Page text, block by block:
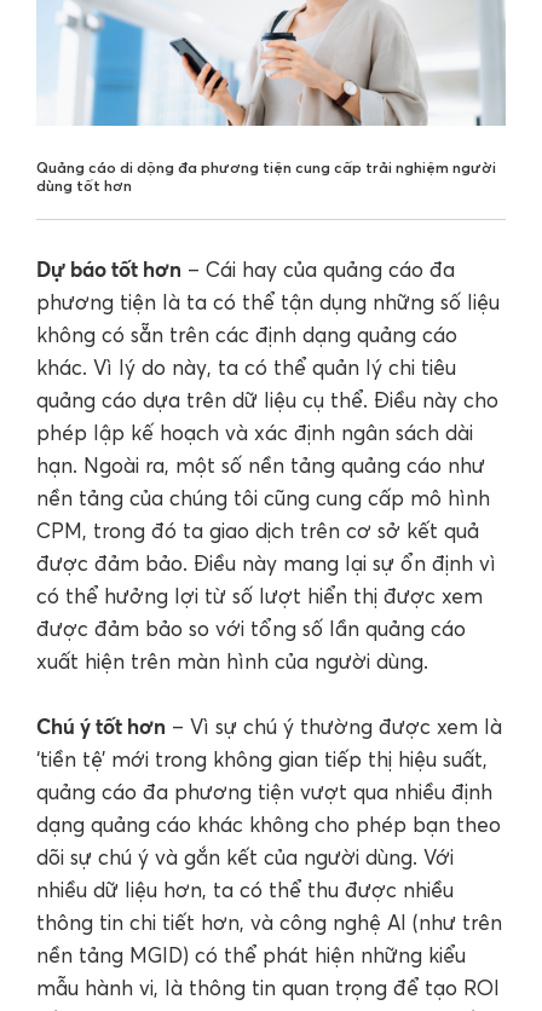
Quảng cáo di dộng đa phương tiện cung cấp trải nghiệm người
dùng tốt hơn
Dự báo tốt hơn – Cái hay của quảng cáo đa
phương tiện là ta có thể tận dụng những số liệu
không có sẵn trên các định dạng quảng cáo
khác. Vì lý do này, ta có thể quản lý chi tiêu
quảng cáo dựa trên dữ liệu cụ thể. Điều này cho
phép lập kế hoạch và xác định ngân sách dài
hạn. Ngoài ra, một số nền tảng quảng cáo như
nền tảng của chúng tôi cũng cung cấp mô hình
CPM, trong đó ta giao dịch trên cơ sở kết quả
được đảm bảo. Điều này mang lại sự ổn định vì
có thể hưởng lợi từ số lượt hiển thị được xem
được đảm bảo so với tổng số lần quảng cáo
xuất hiện trên màn hình của người dùng.
Chú ý tốt hơn – Vì sự chú ý thường được xem là
‘tiền tệ’ mới trong không gian tiếp thị hiệu suất,
quảng cáo đa phương tiện vượt qua nhiều định
dạng quảng cáo khác không cho phép bạn theo
dõi sự chú ý và gắn kết của người dùng. Với
nhiều dữ liệu hơn, ta có thể thu được nhiều
thông tin chi tiết hơn, và công nghệ AI (như trên
nền tảng MGID) có thể phát hiện những kiểu
mẫu hành vi, là thông tin quan trọng để tạo ROI